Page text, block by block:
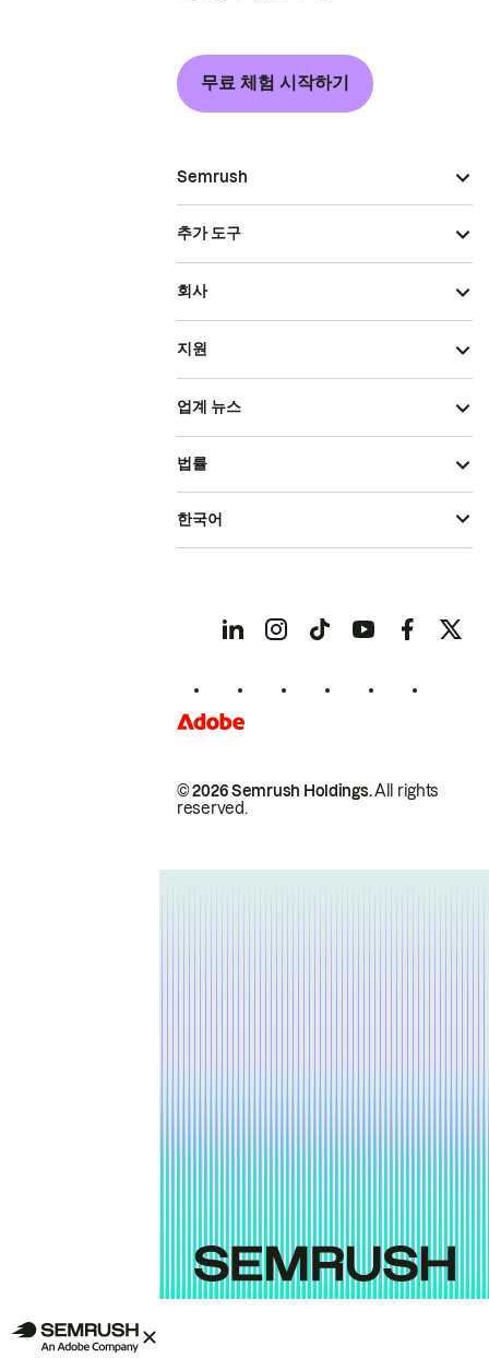
무료 체험 시작하기
Semrush
추가 도구
회사
지원
업계 뉴스
© 2026 Semrush Holdings.All rights
reserved.
법률
한국어